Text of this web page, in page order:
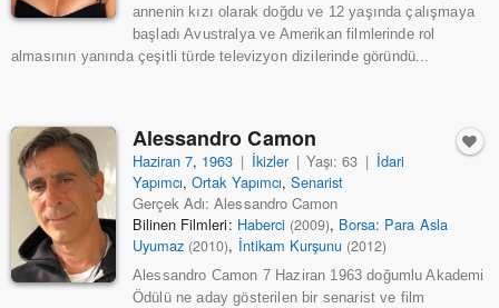
annenin kızı olarak doğdu ve 12 yaşında çalışmaya
başladı Avustralya ve Amerikan filmlerinde rol
almasının yanında çeşitli türde televizyon dizilerinde göründü...
Alessandro Camon
Haziran 7, 1963 | İkizler | Yaşı: 63 | İdari
Yapımcı,Ortak Yapımcı, Senarist
Gerçek Adı: Alessandro Camon
Bilinen Filmleri: Haberci (2009), Borsa: Para Asla
Uyumaz (2010), İntikam Kurşunu (2012)
Alessandro Camon 7 Haziran 1963 doğumlu Akademi
Ödülü ne aday gösterilen bir senarist ve film